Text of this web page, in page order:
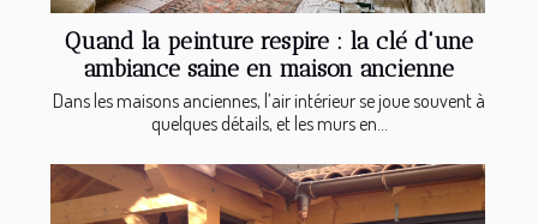
Quand la peinture respire : la clé d'une
ambiance saine en maison ancienne
Dans les maisons anciennes, l’air intérieur se joue souvent à
quelques détails, et les murs en...